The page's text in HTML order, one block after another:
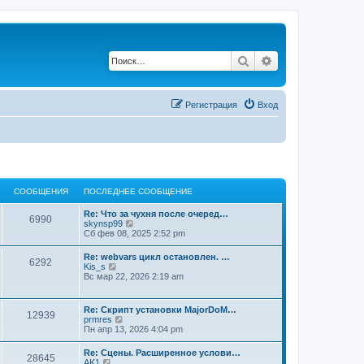
Поиск
Вход
Регистрация
СООБЩЕНИЯ ПОСЛЕДНЕЕ СООБЩЕНИЕ
6990
Re: Что за чухня после очеред…
skynsp99
е
й
т
и
п
о
л
е
д
н
Сб фев 08, 2025 2:52 pm
6292
Re: webvars цикл остановлен. …
Kis_s
е
т
и
к
п
о
Вс мар 22, 2026 2:19 am
12939
Re: Скрипт установки MajorDoM…
prmres
е
й
Пн апр 13, 2026 4:04 pm
28645
Re: Сцены. Расширенное услови…
AK1